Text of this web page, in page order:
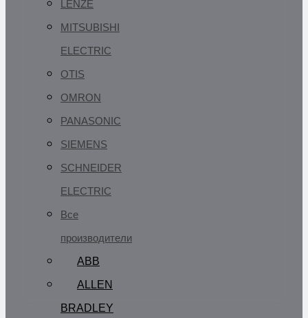
LENZE
MITSUBISHI
ELECTRIC
OTIS
OMRON
PANASONIC
SIEMENS
SCHNEIDER
ELECTRIC
Все
производители
ABB
ALLEN
BRADLEY